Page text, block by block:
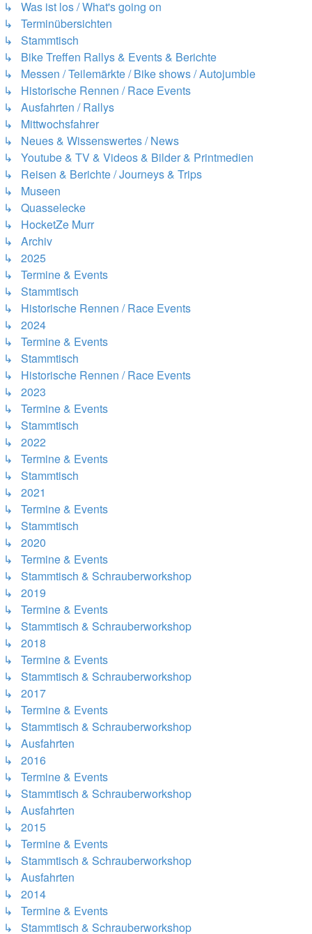
↳ Was ist los / What's going on
↳ Terminübersichten
↳ Stammtisch
↳ Bike Treffen Rallys & Events & Berichte
↳ Messen / Teilemärkte / Bike shows / Autojumble
↳ Historische Rennen / Race Events
↳ Ausfahrten / Rallys
↳ Mittwochsfahrer
↳ Neues & Wissenswertes / News
↳ Youtube & TV & Videos & Bilder & Printmedien
↳ Reisen & Berichte / Journeys & Trips
↳ Museen
↳ Quasselecke
↳ HocketZe Murr
↳ Archiv
↳ 2025
↳ Termine & Events
↳ Stammtisch
↳ Historische Rennen / Race Events
↳ 2024
↳ Termine & Events
↳ Stammtisch
↳ Historische Rennen / Race Events
↳ 2023
↳ Termine & Events
↳ Stammtisch
↳ 2022
↳ Termine & Events
↳ Stammtisch
↳ 2021
↳ Termine & Events
↳ Stammtisch
↳ 2020
↳ Termine & Events
↳ Stammtisch & Schrauberworkshop
↳ 2019
↳ Termine & Events
↳ Stammtisch & Schrauberworkshop
↳ 2018
↳ Termine & Events
↳ Stammtisch & Schrauberworkshop
↳ 2017
↳ Termine & Events
↳ Stammtisch & Schrauberworkshop
↳ Ausfahrten
↳ 2016
↳ Termine & Events
↳ Stammtisch & Schrauberworkshop
↳ Ausfahrten
↳ 2015
↳ Termine & Events
↳ Stammtisch & Schrauberworkshop
↳ Ausfahrten
↳ 2014
↳ Termine & Events
↳ Stammtisch & Schrauberworkshop